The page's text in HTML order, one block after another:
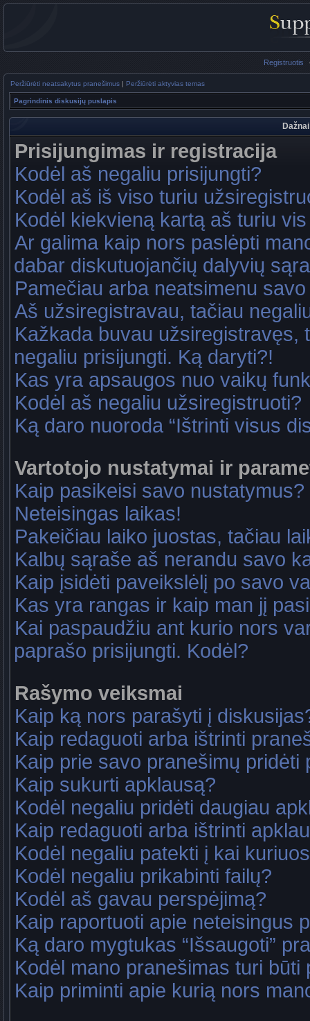
Registruotis
Peržiūrėti neatsakytus pranešimus | Peržiūrėti aktyvias temas
Pagrindinis diskusijų puslapis
Prisijungimas ir registracija
Kodėl aš negaliu prisijungti?
Kodėl aš iš viso turiu
Kodėl kiekvieną kartą aš turiu
Ar galima kaip nors paslėpti
dabar diskutuojančių dalyvių
Pamečiau arba neatsimenu
Aš užsiregistravau, tačiau
Kažkada buvau užsiregistravęs,
negaliu prisijungti. Ką daryti?!
Kas yra apsaugos nuo vaikų
Kodėl aš negaliu užsiregistruoti?
Ką daro nuoroda “Ištrinti visus
Vartotojo nustatymai ir
Kaip pasikeisi savo nustatymus?
Neteisingas laikas!
Pakeičiau laiko juostas, tačiau
Kalbų sąraše aš nerandu savo
Kaip įsidėti paveikslėlį po savo
Kas yra rangas ir kaip man jį
Kai paspaudžiu ant kurio nors
paprašo prisijungti. Kodėl?
Rašymo veiksmai
Kaip ką nors parašyti į
Kaip redaguoti arba ištrinti
Kaip prie savo pranešimų pridėti
Kaip sukurti apklausą?
Kodėl negaliu pridėti daugiau
Kaip redaguoti arba ištrinti
Kodėl negaliu patekti į kai
Kodėl negaliu prikabinti failų?
Kodėl aš gavau perspėjimą?
Kaip raportuoti apie neteisingus
Ką daro mygtukas “Išsaugoti”
Kodėl mano pranešimas turi būti
Kaip priminti apie kurią nors